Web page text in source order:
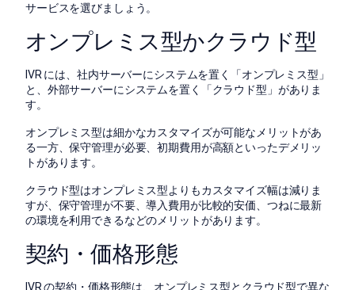
サービスを選びましょう。
オンプレミス型かクラウド型
IVR には、社内サーバーにシステムを置く「オンプレミス型」
と、外部サーバーにシステムを置く「クラウド型」がありま
す。
オンプレミス型は細かなカスタマイズが可能なメリットがあ
る一方、保守管理が必要、初期費用が高額といったデメリッ
トがあります。
クラウド型はオンプレミス型よりもカスタマイズ幅は減りま
すが、保守管理が不要、導入費用が比較的安価、つねに最新
の環境を利用できるなどのメリットがあります。
契約・価格形態
IVR の契約・価格形態は、オンプレミス型とクラウド型で異な